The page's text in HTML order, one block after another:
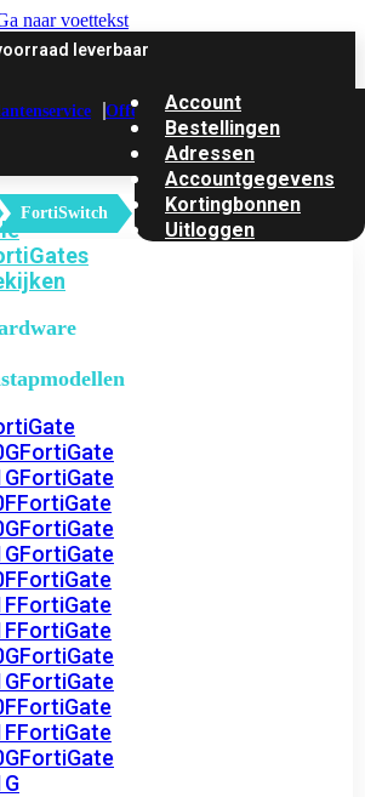
naar voettekst
leverbaar
Offerte
FortiGate
FortiGate
FortiGate
FortiGate
FortiGate
FortiGate
FortiGate
FortiGate
FortiGate
FortiGate
FortiGate
FortiGate
FortiGate
Account
Bestellingen
Adressen
Accountgegevens
Kortingbonnen
Uitloggen
FortiSwitch